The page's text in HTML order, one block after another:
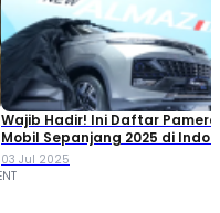
Wajib Hadir! Ini Daftar
Mobil Sepanjang 2025 di
03 Jul 2025